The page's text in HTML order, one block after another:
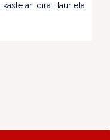
ari dira Haur eta